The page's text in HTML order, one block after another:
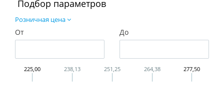
Подбор параметров
Розничная цена
От До
225,00 238,13 251,25 264,38 277,50